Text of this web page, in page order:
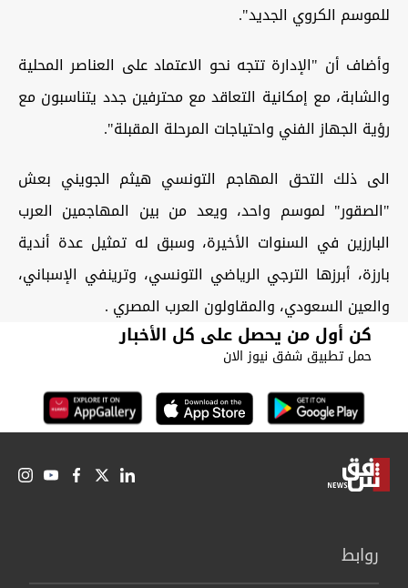
للموسم الكروي الجديد".
وأضاف أن "الإدارة تتجه نحو الاعتماد على العناصر المحلية
والشابة، مع إمكانية التعاقد مع محترفين جدد يتناسبون مع
رؤية الجهاز الفني واحتياجات المرحلة المقبلة".
الى ذلك التحق المهاجم التونسي هيثم الجويني بعش
"الصقور" لموسم واحد، ويعد من بين المهاجمين العرب
البارزين في السنوات الأخيرة، وسبق له تمثيل عدة أندية
بارزة، أبرزها الترجي الرياضي التونسي، وترينفي الإسباني،
والعين السعودي، والمقاولون العرب المصري .
كن أول من يحصل على كل الأخبار
حمل تطبيق شفق نيوز الان
روابط